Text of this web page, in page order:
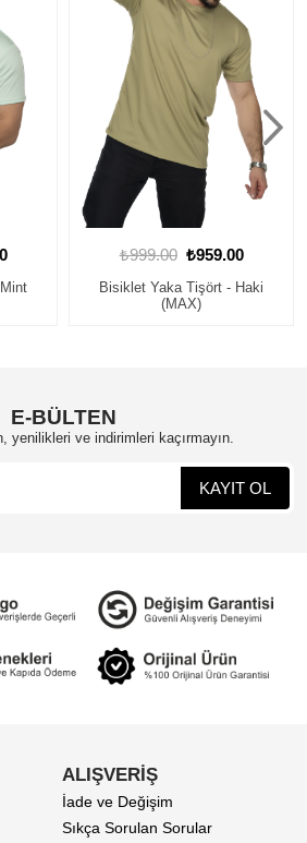
₺999.00 ₺959.00
Bisiklet Yaka Tişört - Haki
(MAX)
E-BÜLTEN
yenilikleri ve indirimleri kaçırmayın.
ALIŞVERİŞ
İade ve Değişim
Sıkça Sorulan Sorular